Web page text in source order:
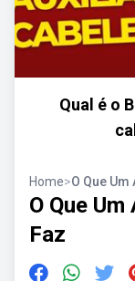
Qual é o
Home>O Que
O Que
Faz